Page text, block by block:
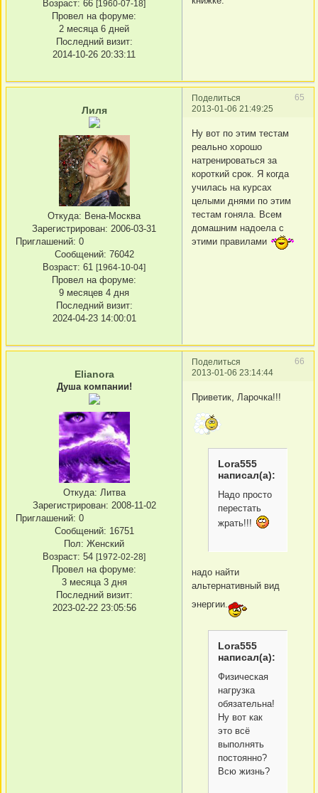
Возраст: 66 [1960-07-18]
Провел на форуме:
2 месяца 6 дней
Последний визит:
2014-10-26 20:33:11
Поделиться
65
2013-01-06 21:49:25
Лиля
Откуда: Вена-Москва
Зарегистрирован: 2006-03-31
Приглашений: 0
Сообщений: 76042
Возраст: 61 [1964-10-04]
Провел на форуме:
9 месяцев 4 дня
Последний визит:
2024-04-23 14:00:01
Ну вот по этим тестам
реально хорошо
натренироваться за
короткий срок. Я когда
училась на курсах
целыми днями по этим
тестам гоняла. Всем
домашним надоела с
этими правилами
Поделиться
66
2013-01-06 23:14:44
Elianora
Душа компании!
Откуда: Литва
Зарегистрирован: 2008-11-02
Приглашений: 0
Сообщений: 16751
Пол: Женский
Возраст: 54 [1972-02-28]
Провел на форуме:
3 месяца 3 дня
Последний визит:
2023-02-22 23:05:56
Приветик, Ларочка!!!
Lora555
написал(а):
Надо просто
перестать
жрать!!!
надо найти
альтернативный вид
энергии.
Lora555
написал(а):
Физическая
нагрузка
обязательна!
Ну вот как
это всё
выполнять
постоянно?
Всю жизнь?